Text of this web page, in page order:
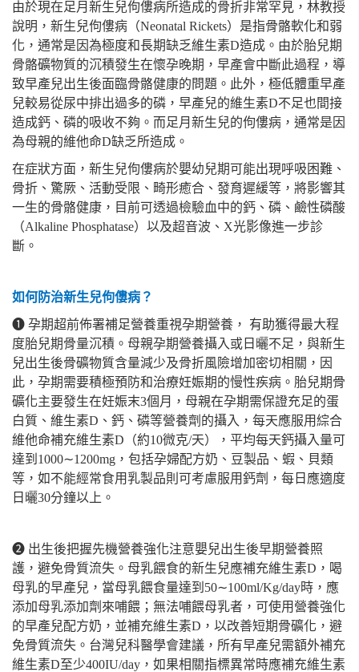
由於現在足月新生兒佝僂病所造成的骨折非常罕見，林教授
說明，新生兒佝僂病（Neonatal Rickets）是指骨骼軟化和弱
化，通常是因為極度和長期缺乏維生素D造成。由於胎兒期
骨骼礦物質的沉積發生在懷孕晚期，早產會中斷此過程，導
致早產兒出生後面臨骨骼健康的問題。此外，極低體重早產
兒較易從尿中排出過多的磷，早產兒的維生素D不足也間接
造成鈣、磷的吸收不夠。而足月新生兒的佝僂病，通常是因
為母親的維他命D缺乏所造成。
在症狀方面，新生兒佝僂病於嬰幼兒期可能出現呼吸困難、
骨折、驚厥、活動受限、畸形癒合、發育遲緩等，將影響其
一生的骨骼健康，目前可透過檢驗血中的鈣、磷、鹼性磷酸
（Alkaline Phosphatase）以及超音波、X光影像進一步診
斷。
如何防治新生兒佝僂病？
❶ 孕期超前佈署補足營養重視孕期營養， 有助獲得最大程
度胎兒期骨量沉積。母親孕期營養攝入或日曬不足，與新生
兒出生後骨礦物質含量減少及骨折風險增加密切相關，因
此，孕期需要積極預防和治療妊娠期的慢性疾病。胎兒期骨
礦化主要發生在妊娠末3個月，母親在孕期需保證充足的蛋
白質、維生素D、鈣、磷等營養劑的攝入，每天應服用綜合
維他命補充維生素D（約10微克/天），平均每天鈣攝入量可
達到1000∼1200mg ，包括孕婦配方奶、豆製品、蝦、貝類
等，如不能經常食用乳製品則可考慮服用鈣劑，每日應適度
日曬30分鐘以上。
❷ 出生後把握先機營養強化注意嬰兒出生後早期營養照
護，避免骨質流失。母乳餵食的新生兒應補充維生素D，喝
母乳的早產兒，當母乳餵食量達到50∼100ml/Kg/day時，應
添加母乳添加劑來哺餵；無法哺餵母乳者，可使用營養強化
的早產兒配方奶，並補充維生素D，以改善短期骨礦化，避
免骨質流失。台灣兒科醫學會建議，所有早產兒需額外補充
維生素D至少400IU/day，如果相關指標異常時應補充維生素